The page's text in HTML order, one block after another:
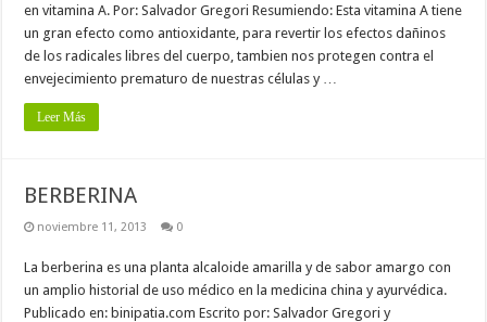
en vitamina A. Por: Salvador Gregori Resumiendo: Esta vitamina A tiene
un gran efecto como antioxidante, para revertir los efectos dañinos
de los radicales libres del cuerpo, tambien nos protegen contra el
envejecimiento prematuro de nuestras células y …
Leer Más
BERBERINA
noviembre 11, 2013 0
La berberina es una planta alcaloide amarilla y de sabor amargo con
un amplio historial de uso médico en la medicina china y ayurvédica.
Publicado en: binipatia.com Escrito por: Salvador Gregori y